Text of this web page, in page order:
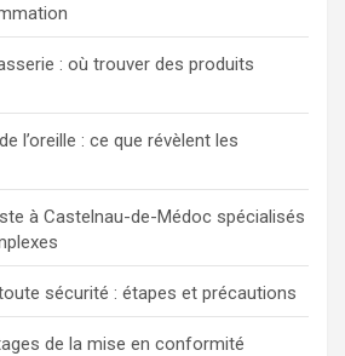
: où trouver des produits
l’oreille : ce que révèlent les
à Castelnau-de-Médoc spécialisés
sécurité : étapes et précautions
de la mise en conformité